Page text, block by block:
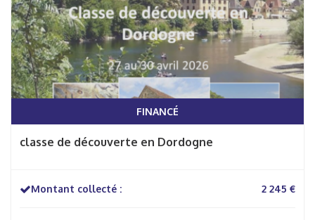
FINANCÉ
classe de découverte en Dordogne
Montant collecté : 2 245 €